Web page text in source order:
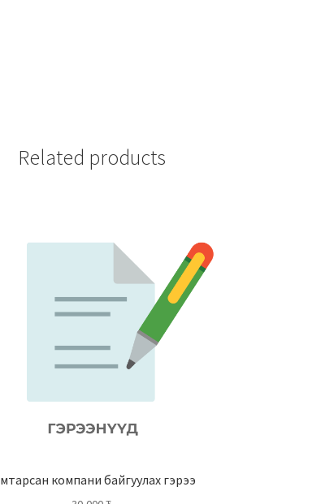
Related products
компани байгуулах гэрээ